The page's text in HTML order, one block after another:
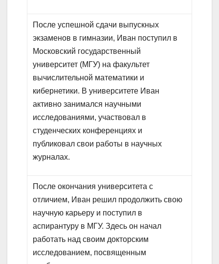
После успешной сдачи выпускных
экзаменов в гимназии, Иван поступил в
Московский государственный
университет (МГУ) на факультет
вычислительной математики и
кибернетики. В университете Иван
активно занимался научными
исследованиями, участвовал в
студенческих конференциях и
публиковал свои работы в научных
журналах.
После окончания университета с
отличием, Иван решил продолжить свою
научную карьеру и поступил в
аспирантуру в МГУ. Здесь он начал
работать над своим докторским
исследованием, посвященным